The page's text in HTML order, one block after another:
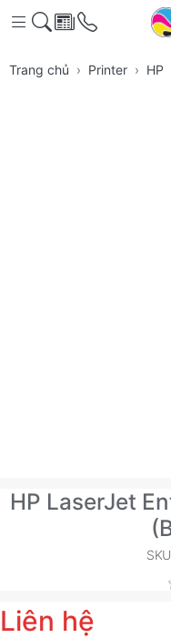
Trang chủ Printer HP
HP LaserJet
Liên hệ